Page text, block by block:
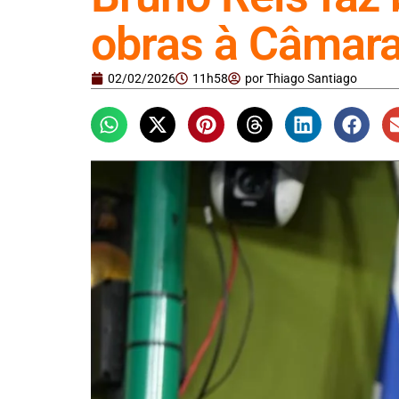
obras à
02/02/2026 11h58 porThiago Santiago